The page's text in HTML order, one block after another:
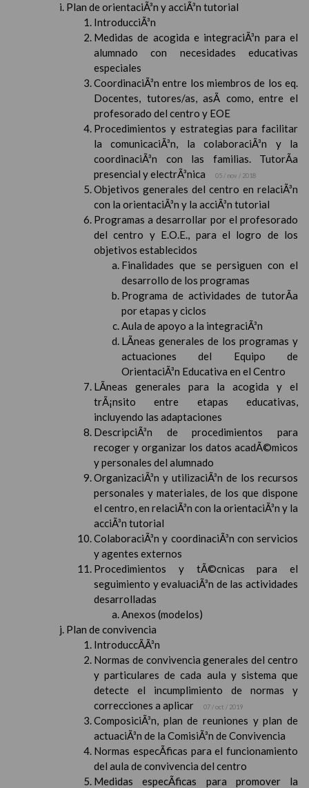
Plan de orientaciÃ³n y acciÃ³n tutorial
IntroducciÃ³n
Medidas de acogida e integraciÃ³n para el
alumnado con necesidades educativas
especiales
CoordinaciÃ³n entre los miembros de los eq.
Docentes, tutores/as, asÃ­ como, entre el
profesorado del centro y EOE
Procedimientos y estrategias para facilitar
la comunicaciÃ³n, la colaboraciÃ³n y la
coordinaciÃ³n con las familias. TutorÃ­a
presencial y electrÃ³nica
05 / nov / 2018
Objetivos generales del centro en relaciÃ³n
con la orientaciÃ³n y la acciÃ³n tutorial
Programas a desarrollar por el profesorado
del centro y E.O.E., para el logro de los
objetivos establecidos
Finalidades que se persiguen con el
desarrollo de los programas
Programa de actividades de tutorÃ­a
por etapas y ciclos
Aula de apoyo a la integraciÃ³n
LÃ­neas generales de los programas y
actuaciones del Equipo de
OrientaciÃ³n Educativa en el Centro
LÃ­neas generales para la acogida y el
trÃ¡nsito entre etapas educativas,
incluyendo las adaptaciones
DescripciÃ³n de procedimientos para
recoger y organizar los datos acadÃ©micos
y personales del alumnado
OrganizaciÃ³n y utilizaciÃ³n de los recursos
personales y materiales, de los que dispone
el centro, en relaciÃ³n con la orientaciÃ³n y la
acciÃ³n tutorial
ColaboraciÃ³n y coordinaciÃ³n con servicios
y agentes externos
Procedimientos y tÃ©cnicas para el
seguimiento y evaluaciÃ³n de las actividades
desarrolladas
Anexos (modelos)
Plan de convivencia
IntroduccÃ­Ã³n
Normas de convivencia generales del centro
y particulares de cada aula y sistema que
detecte el incumplimiento de normas y
correcciones a aplicar
07 / oct / 2019
ComposiciÃ³n, plan de reuniones y plan de
actuaciÃ³n de la ComisiÃ³n de Convivencia
Normas especÃ­ficas para el funcionamiento
del aula de convivencia del centro
Medidas especÃ­ficas para promover la